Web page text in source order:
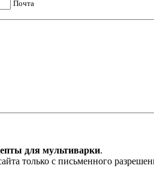
Почта
для мультиварки.
только с письменного